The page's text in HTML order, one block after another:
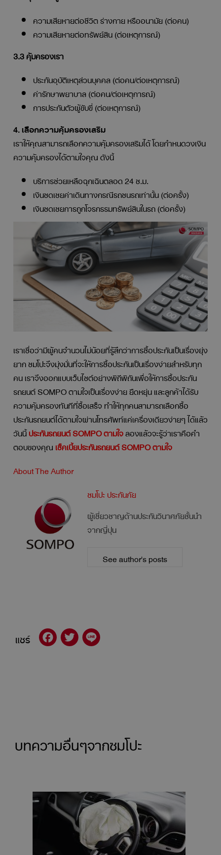
ความเสียหายต่อชีวิต ร่างกาย หรืออนามัย (ต่อคน)
ความเสียหายต่อทรัพย์สิน (ต่อเหตุการณ์)
3.3 คุ้มครองเรา
ประกันอุบัติเหตุส่วนบุคคล (ต่อคน/ต่อเหตุการณ์)
ค่ารักษาพยาบาล (ต่อคน/ต่อเหตุการณ์)
การประกันตัวผู้ขับขี่ (ต่อเหตุการณ์)
4. เลือกความคุ้มครองเสริม
เราให้คุณสามารถเลือกความคุ้มครองเสริมได้ โดยกำหนดวงเงิน
ความคุ้มครองได้ตามใจคุณ ดังนี้
บริการช่วยเหลือฉุกเฉินตลอด 24 ช.ม.
เงินชดเชยค่าเดินทางกรณีรถชนรถเท่านั้น (ต่อครั้ง)
เงินชดเชยการถูกโจรกรรมทรัพย์สินในรถ (ต่อครั้ง)
เราเชื่อว่ามีผู้คนจำนวนไม่น้อยที่รู้สึกว่าการซื้อประกันเป็นเรื่องยุ่ง
ยาก ซมโปะจึงมุ่งมั่นที่จะให้การซื้อประกันเป็นเรื่องง่ายสำหรับทุก
คน เราจึงออกแบบเว็บไซต์อย่างพิถีพิถันเพื่อให้การซื้อประกัน
รถยนต์SOMPOตามใจเป็นเรื่องง่าย ยืดหยุ่น และลูกค้าได้รับ
ความคุ้มครองทันทีที่ซื้อเสร็จ ทำให้ทุกคนสามารถเลือกซื้อ
ประกันรถยนต์ได้ตามใจผ่านโทรศัพท์แค่เครื่องเดียวง่ายๆ ได้แล้ว
วันนี้ประกันรถยนต์SOMPO ตามใจลองแล้วจะรู้ว่าเราคือคำ
ตอบของคุณ เช็คเบี้ยประกันรถยนต์SOMPO ตามใจ
About The Author
ซมโปะ ประกันภัย
ผู้เชี่ยวชาญด้านประกันวินาศภัยชั้นนำ
จากญี่ปุน
See author's posts
Facebook
TwitterLine
แชร์
บทความอื่นๆจากซมโปะ